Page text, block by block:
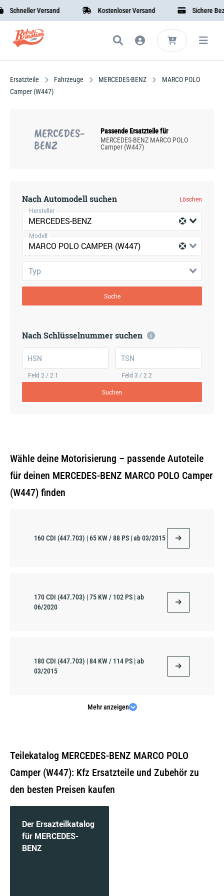
Versand Kostenloser Versand Sichere
Ersatzteile Fahrzeuge MERCEDES-BENZ
MARCO POLO
Camper (W447)
MERCEDES-
BENZ
Passende Ersatzteile für
MERCEDES-BENZ MARCO POLO
Camper (W447)
Nach Automodell suchen
Löschen
Hersteller
MERCEDES-BENZ
Modell
MARCO POLO CAMPER (W447)
Typ
Suche
Nach Schlüsselnummer suchen
HSN
Feld 2 / 2.1
TSN
Feld 3 / 2.2
Suchen
Wähle deine Motorisierung – passende Autoteile
für deinen MERCEDES-BENZ MARCO POLO Camper
(W447) finden
160 CDI (447.703) | 65 KW / 88 PS | ab 03/2015
170 CDI (447.703) | 75 KW / 102 PS | ab
06/2020
180 CDI (447.703) | 84 KW / 114 PS | ab
03/2015
200 CDI (447.703, 447.813) | 100 KW / 136 PS |
200 CDI (447.703, 447.813) | 100 KW / 136 PS |
Mehr anzeigen
Teilekatalog MERCEDES-BENZ MARCO POLO
Camper (W447): Kfz Ersatzteile und Zubehör zu
den besten Preisen kaufen
Der Ersazteilkatalog
für MERCEDES-
BENZ